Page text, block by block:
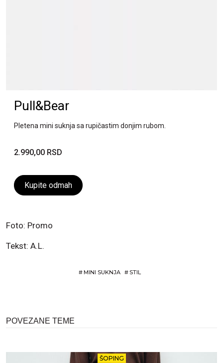
Pull&Bear
Pletena mini suknja sa rupičastim donjim rubom.
2.990,00 RSD
Kupite odmah
Foto: Promo
Tekst: A.L.
#MINI SUKNJA # STIL
POVEZANE TEME
ŠOPING